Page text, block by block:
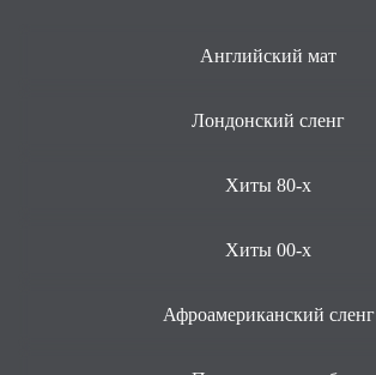
Английский мат
Лондонский сленг
Хиты 80-х
Хиты 00-х
Афроамериканский сленг